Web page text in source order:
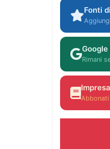
Fonti
Rimani